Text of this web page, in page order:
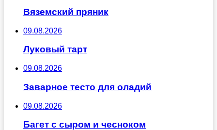
Вяземский пряник
09.08.2026
Луковый тарт
09.08.2026
Заварное тесто для оладий
09.08.2026
Багет с сыром и чесноком